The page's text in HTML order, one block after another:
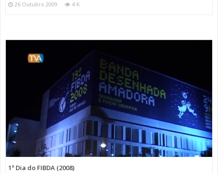
26 Outubro 2009 4 K
1º Dia do FIBDA (2008)